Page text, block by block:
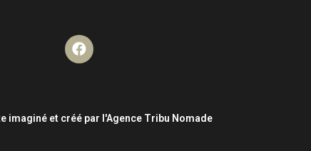
imaginé et créé par l'Agence Tribu Nomade